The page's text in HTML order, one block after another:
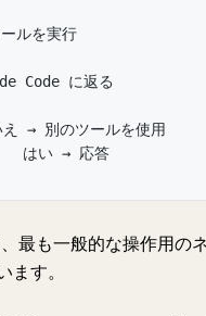
ルを実行
Code に返る
→ 別のツールを使用
はい → 応答
最も一般的な操作用の
ます。